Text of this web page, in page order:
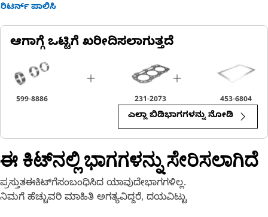
ರಿಟರ್ನ್ ಪಾಲಿಸಿ
ಆಗಾಗ್ಗೆ ಒಟ್ಟಿಗೆ ಖರೀದಿಸಲಾಗುತ್ತದೆ
599-8886 231-2073 453-6804
ಎಲ್ಲಾ ಬಿಡಿಭಾಗಗಳನ್ನು ನೋಡಿ
ಈ ಕಿಟ್‌ನಲ್ಲಿ ಭಾಗಗಳನ್ನು ಸೇರಿಸಲಾಗಿದೆ
ಪ್ರಸ್ತುತಈಕಿಟ್‌ಗೆಸಂಬಂಧಿಸಿದ ಯಾವುದೇಭಾಗಗಳಿಲ್ಲ.
ನಿಮಗೆ ಹೆಚ್ಚುವರಿ ಮಾಹಿತಿ ಅಗತ್ಯವಿದ್ದರೆ, ದಯವಿಟ್ಟು